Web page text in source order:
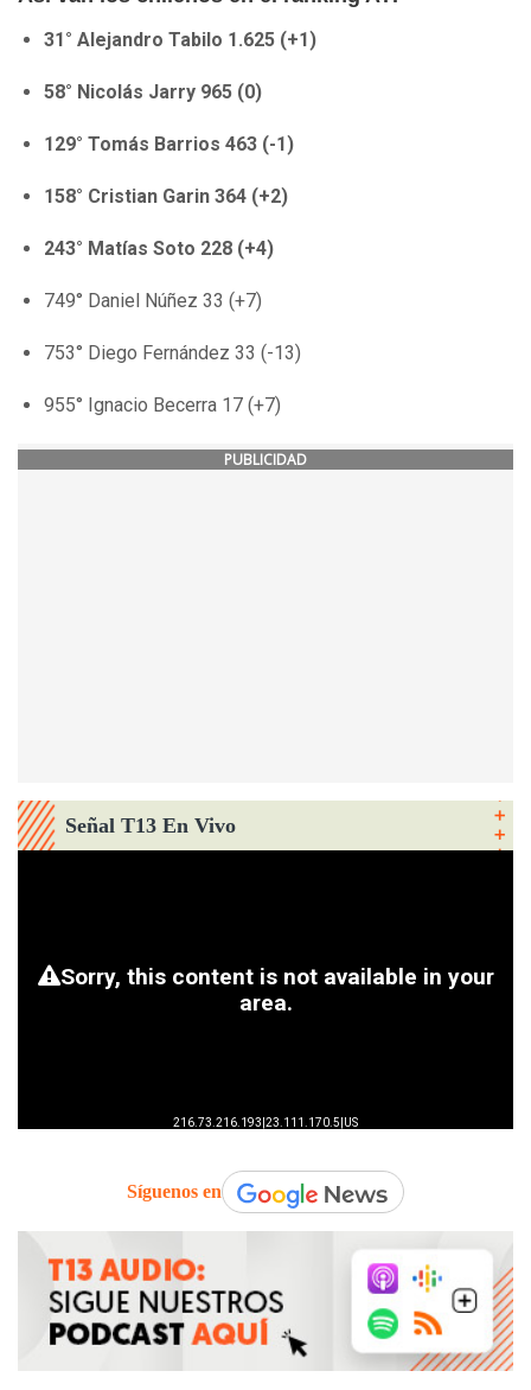
31° Alejandro Tabilo 1.625 (+1)
58° Nicolás Jarry 965 (0)
129° Tomás Barrios 463 (-1)
158° Cristian Garin 364 (+2)
243° Matías Soto 228 (+4)
749° Daniel Núñez 33 (+7)
753° Diego Fernández 33 (-13)
955° Ignacio Becerra 17 (+7)
PUBLICIDAD
Señal T13 En Vivo
Síguenos en